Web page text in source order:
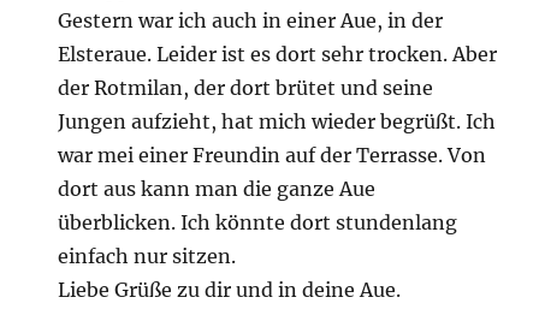
Gestern war ich auch in einer Aue, in der
Elsteraue. Leider ist es dort sehr trocken. Aber
der Rotmilan, der dort brütet und seine
Jungen aufzieht, hat mich wieder begrüßt. Ich
war mei einer Freundin auf der Terrasse. Von
dort aus kann man die ganze Aue
überblicken. Ich könnte dort stundenlang
einfach nur sitzen.
Liebe Grüße zu dir und in deine Aue.